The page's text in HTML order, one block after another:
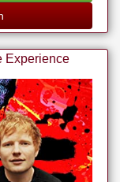
Experience